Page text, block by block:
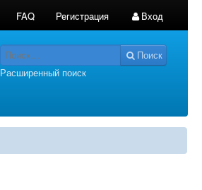
FAQ Регистрация Вход
Поиск
Расширенный поиск